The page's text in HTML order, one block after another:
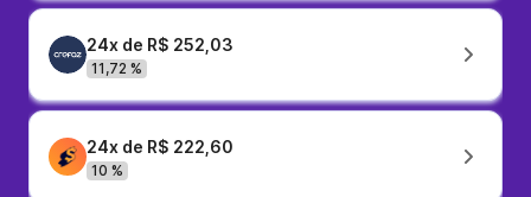
24x de R$ 252,03
11,72 %
24x de R$ 222,60
10 %